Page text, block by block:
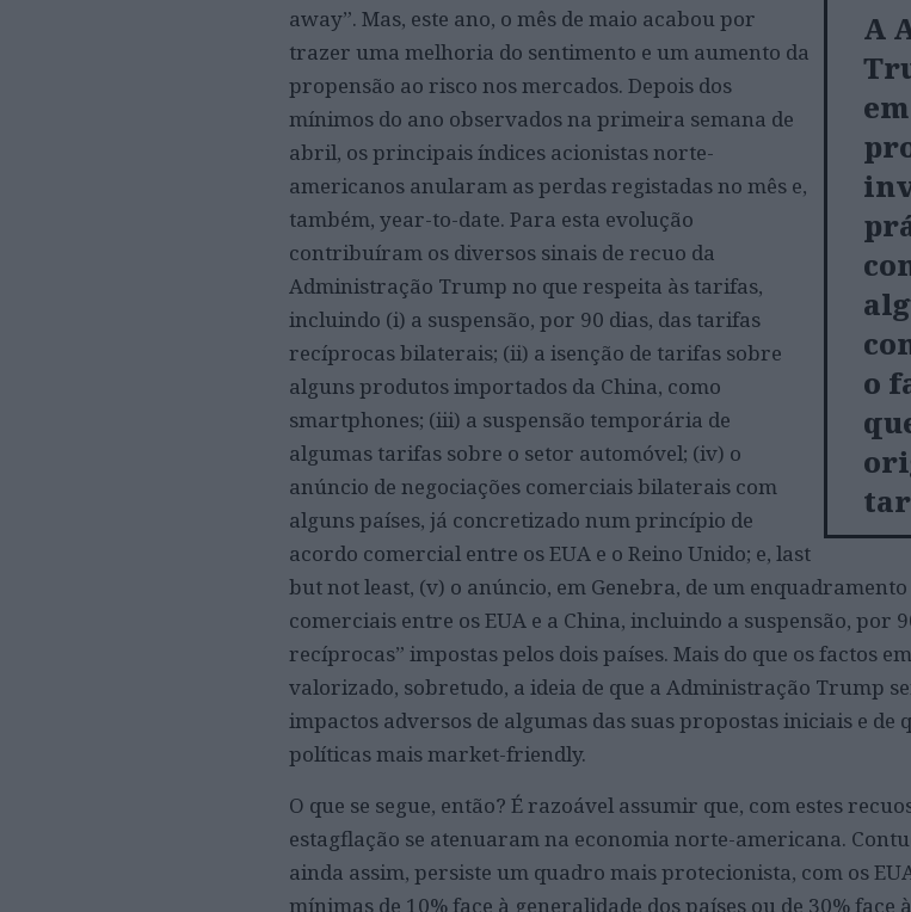
A
o
away”. Mas, este ano, o mês de maio acabou por
trazer uma melhoria do sentimento e um aumento da
propensão ao risco nos mercados. Depois dos
mínimos do ano observados na primeira semana de
abril, os principais índices acionistas norte-
americanos anularam as perdas registadas no mês e,
também, year-to-date. Para esta evolução
contribuíram os diversos sinais de recuo da
Administração Trump no que respeita às tarifas,
incluindo (i) a suspensão, por 90 dias, das tarifas
recíprocas bilaterais; (ii) a isenção de tarifas sobre
alguns produtos importados da China, como
smartphones; (iii) a suspensão temporária de
algumas tarifas sobre o setor automóvel; (iv) o
anúncio de negociações comerciais bilaterais com
alguns países, já concretizado num princípio de
acordo comercial entre os EUA e o Reino Unido; e, last
but not least, (v) o anúncio, em Genebra, de um
comerciais entre os EUA e a China, incluindo a suspensão, por
recíprocas” impostas pelos dois países. Mais do que os factos
valorizado, sobretudo, a ideia de que a Administração Trump
impactos adversos de algumas das suas propostas iniciais e de
políticas mais market-friendly.
O que se segue, então? É razoável assumir que, com estes
estagflação se atenuaram na economia norte-americana.
ainda assim, persiste um quadro mais protecionista, com os
mínimas de 10% face à generalidade dos países ou de 30% face